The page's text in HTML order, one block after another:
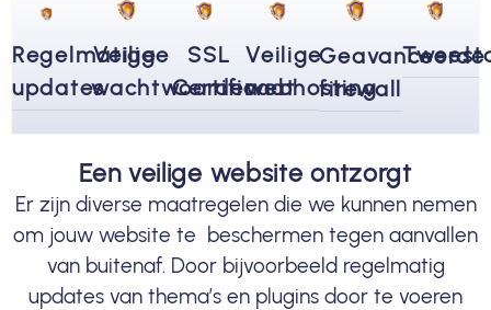
Regelmatige
updates
Veilige
wachtwoorden
SSL
Certificaat
Veilige
webhosting
Geavanceerde
firewall
Een veilige website ontzorgt
Er zijn diverse maatregelen die we kunnen nemen
om jouw website te beschermen tegen aanvallen
van buitenaf. Door bijvoorbeeld regelmatig
updates van thema’s en plugins door te voeren